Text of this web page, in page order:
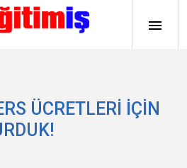
ÜCRETLERİ İÇİN